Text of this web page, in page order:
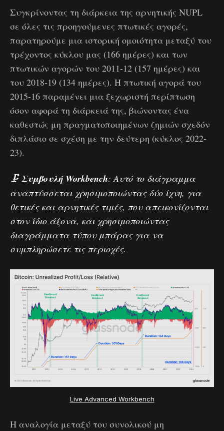
Συγκρίνοντας τη διάρκεια της αρνητικής NUPL
σε όλες τις προηγούμενες πτωτικές αγορές,
παρατηρούμε μια ιστορική ομοιότητα μεταξύ του
τρέχοντος κύκλου μας (166 ημέρες) και των
πτωτικών αγορών του 2011-12 (157 ημέρες) και
του 2018-19 (134 ημέρες). Η πτωτική αγορά του
2015-16 παραμένει μια ξεχωριστή περίπτωση
όσον αφορά τη διάρκειά της, βιώνοντας ένα
καθεστώς μη πραγματοποιημένων ζημιών σχεδόν
διπλάσιο σε σχέση με την δεύτερη (κύκλος 2022-
23).
🗜️Συμβουλή Workbench: Αυτό το διάγραμμα
αναπτύσσεται χρησιμοποιώντας δύο ίχνη, για
θετικές και αρνητικές τιμές, που απεικονίζονται
στον ίδιο άξονα, και χρησιμοποιώντας
διαγράμματα τύπου μπάρας για να
συμπληρώσετε τις περιοχές.
Live Advanced Workbench
Η αναλογία μεταξύ του συνολικού μη